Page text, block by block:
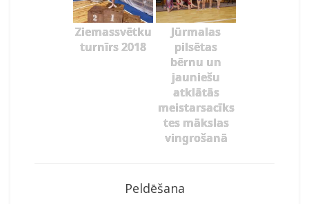
Ziemassvētku
turnīrs 2018
Jūrmalas
pilsētas
bērnu un
jauniešu
atklātās
meistarsacīks
tes mākslas
vingrošanā
Peldēšana